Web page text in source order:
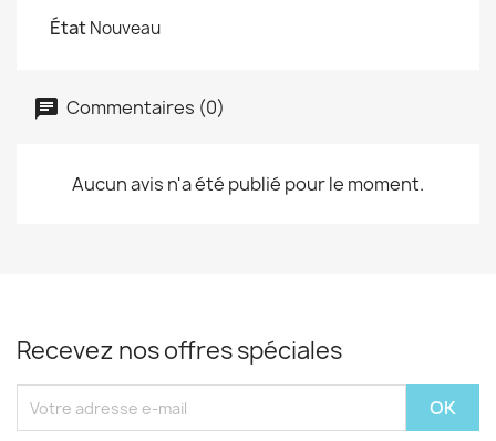
ÉtatNouveau
Commentaires (0)
Aucun avis n'a été publié pour le moment.
Recevez nos offres spéciales